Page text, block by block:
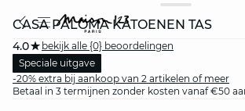
CASA PALOMA KATOENEN TAS
4.0
bekijk alle {0} beoordelingen
Speciale uitgave
-20% extra bij aankoop van 2 artikelen of meer
Betaal in 3 termijnen zonder kosten vanaf €50